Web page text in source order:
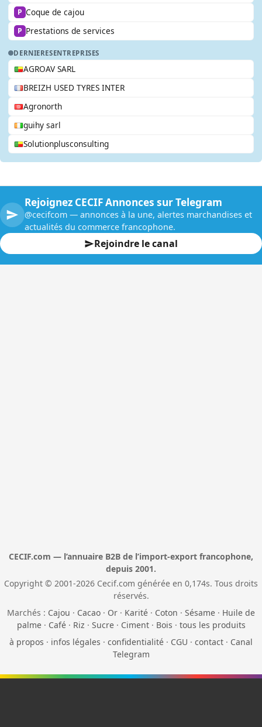
P Coque de cajou
P Prestations de services
DERNIERESENTREPRISES
AGROAV SARL
BREIZH USED TYRES INTER
Agronorth
guihy sarl
Solutionplusconsulting
Rejoignez CECIF Annonces sur Telegram
@cecifcom — annonces à la une, alertes marchandises et
actualités du commerce francophone.
Rejoindre le canal
CECIF.com — l’annuaire B2B de l’import-export francophone,
depuis 2001.
Copyright © 2001-2026 Cecif.com générée en 0,174s. Tous droits
réservés.
Marchés : Cajou · Cacao · Or · Karité · Coton · Sésame · Huile de
palme· Café· Riz · Sucre· Ciment· Bois · tous les produits
à propos · infos légales · confidentialité · CGU · contact · Canal
Telegram